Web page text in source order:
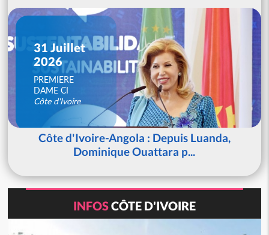
31 Juillet
2026
PREMIERE
DAME CI
Côte d'Ivoire
Côte d'Ivoire-Angola : Depuis Luanda,
Dominique Ouattara p...
INFOSCÔTE D'IVOIRE